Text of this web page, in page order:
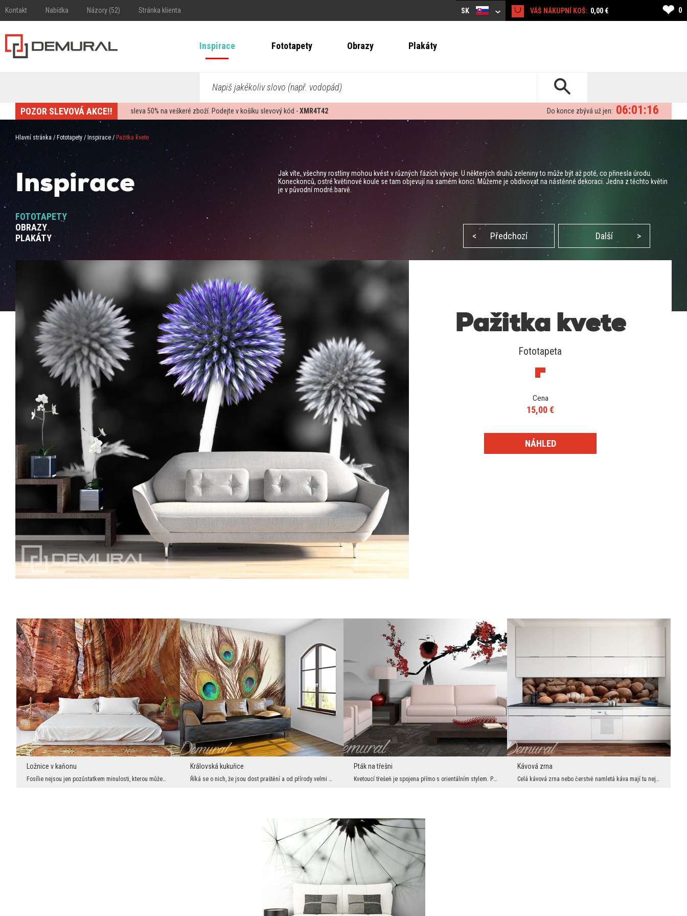
Kontakt Nabídka Názory (52) Stránka klienta SK VÁŠ NÁKUPNÍ KOŠ: 0,00 € ❤ 0
Inspirace Fototapety Obrazy Plakáty
Napiš jakékoliv slovo (např. vodopád)
POZOR SLEVOVÁ AKCE!! sleva50% na veškeré zboží. Podejte v košíku slevový kód -XMR4T42 06:01:15
Do konce zbývá už jen:
Hlavní stránka / Fototapety / Inspirace / Pažitka kvete
Inspirace
FOTOTAPETY
OBRAZY
PLAKÁTY
Jak víte, všechny rostliny mohou kvést v různých fázích vývoje. U některých druhů zeleniny to může být až poté, co přinesla úrodu.
Koneckonců, ostré květinové koule se tam objevují na samém konci. Můžeme je obdivovat na nástěnné dekoraci. Jedna z těchto květin
je v původní modré barvě.
< Předchozí Další >
Pažitka kvete
Fototapeta
Cena
15,00 €
NÁHLED
Ložnice v kaňonu
Fosílie nejsou jen pozůstatkem minulosti, kterou můžeme obdivovat. Je to především znak věčnosti ...
Královská kukuřice
Říká se o nich, že jsou dost praštění a od přírody velmi zlomyslní. Tyto negativní vlastnosti nic...
Pták na třešni
Kvetoucí třešeň je spojena přímo s orientálním stylem. Pokud tedy chceme zachovat uspořádání v to...
Kávová zrna
Celá kávová zrna nebo čerstvě namletá káva mají tu nejkrásnější vůni. Nemělo by se však skrývat, ...